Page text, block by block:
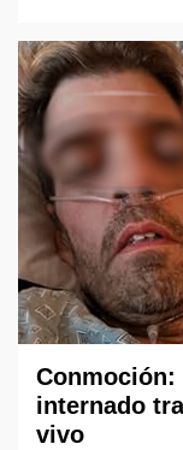
internado
vivo